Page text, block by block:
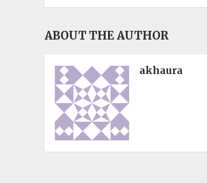
ABOUT THE AUTHOR
akhaura